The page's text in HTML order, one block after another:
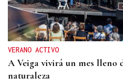
VERANO ACTIVO
A Veiga vivirá un mes lleno
naturaleza